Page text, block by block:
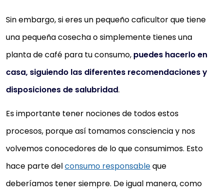
Sin embargo, si eres un pequeño caficultor que tiene
una pequeña cosecha o simplemente tienes una
planta de café para tu consumo, puedes hacerlo en
casa, siguiendo las diferentes recomendaciones y
disposiciones de salubridad.
Es importante tener nociones de todos estos
procesos, porque así tomamos consciencia y nos
volvemos conocedores de lo que consumimos. Esto
hace parte delconsumo responsableque
deberíamos tener siempre. De igual manera, como